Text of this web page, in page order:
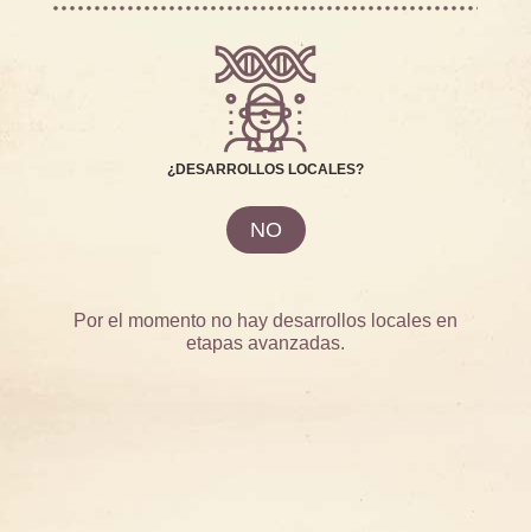
¿DESARROLLOS LOCALES?
NO
Por el momento no hay desarrollos locales en
etapas avanzadas.